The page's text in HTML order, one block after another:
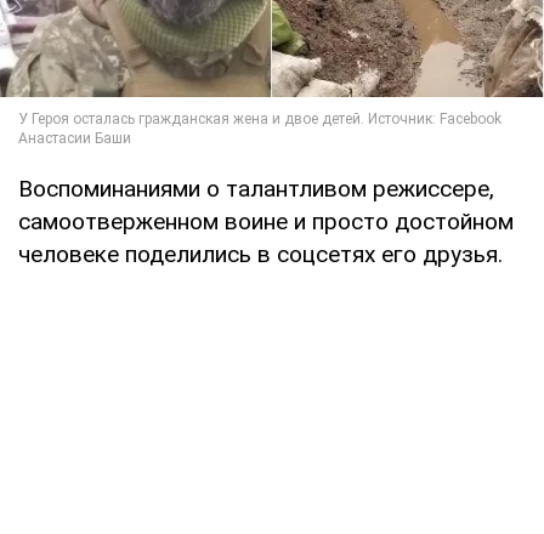
Воспоминаниями о талантливом режиссере,
самоотверженном воине и просто достойном
человеке поделились в соцсетях его друзья.